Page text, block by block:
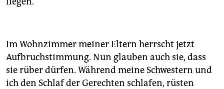
Im Wohnzimmer meiner Eltern herrscht jetzt
Aufbruchstimmung. Nun glauben auch sie, dass
sie rüber dürfen. Während meine Schwestern und
ich den Schlaf der Gerechten schlafen, rüsten